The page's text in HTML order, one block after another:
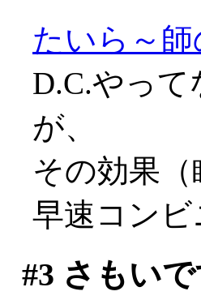
たいら～師
D.C.やっ
が、
その効果
早速コン
#3 さもい